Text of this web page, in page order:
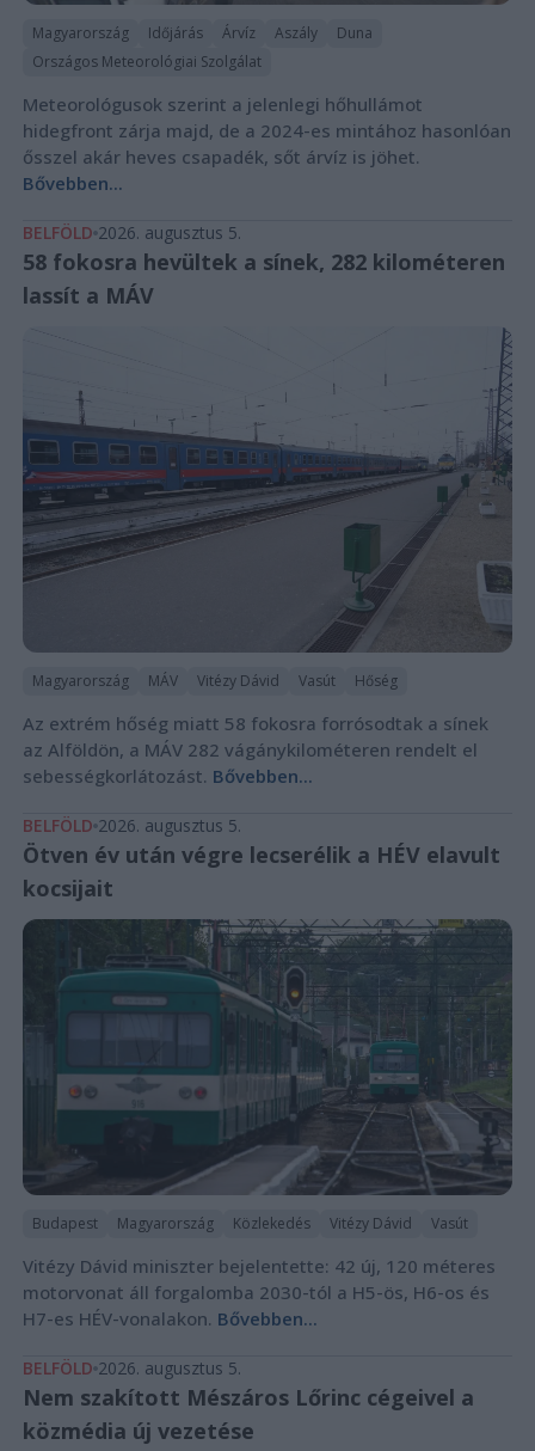
Magyarország Időjárás Árvíz Aszály
Duna
Országos Meteorológiai Szolgálat
Meteorológusok szerint a jelenlegi hőhullámot
hidegfront zárja majd, de a 2024-es mintához hasonlóan
ősszel akár heves csapadék, sőt árvíz is jöhet.
Bővebben...
BELFÖLD 2026. augusztus 5.
58 fokosra hevültek a sínek, 282 kilométeren
lassít a MÁV
Magyarország MÁV Vitézy Dávid Vasút Hőség
Az extrém hőség miatt 58 fokosra forrósodtak a sínek
az Alföldön, a MÁV 282 vágánykilométeren rendelt el
sebességkorlátozást. Bővebben...
BELFÖLD 2026. augusztus 5.
Ötven év után végre lecserélik a HÉV elavult
kocsijait
Budapest Magyarország Közlekedés Vitézy Dávid Vasút
Vitézy Dávid miniszter bejelentette: 42 új, 120 méteres
motorvonat áll forgalomba 2030-tól a H5-ös, H6-os és
H7-es HÉV-vonalakon. Bővebben...
BELFÖLD 2026. augusztus 5.
Nem szakított Mészáros Lőrinc cégeivel a
közmédia új vezetése